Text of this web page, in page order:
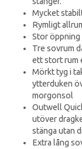
Mycket
Rymligt
Stor
Tre sovrum
ett stort rum
Mörkt tyg i
ytterduken
morgonsol
Outwell
utöver
stänga utan
Extra lång